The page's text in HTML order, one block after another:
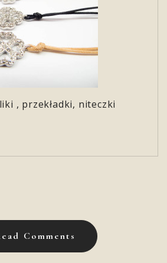
, przekładki, niteczki
Comments